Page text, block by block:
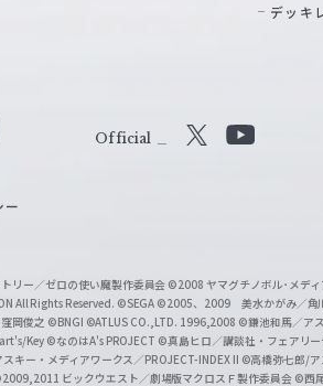
デッキ
Official
Y
b
e
O
ー
リー／ゼロの使い魔製作委員会 ©2008 ヤマグチノボル･メデ
All Rights Reserved. ©SEGA ©2005、2009 美水かがみ／角
岡俊之 ©BNGI ©ATLUS CO.,LTD. 1996,2008 ©鎌池和馬／ア
Key ©なのはA's PROJECT ©真島ヒロ／講談社・フェアリ
キー・メディアワークス／PROJECT-INDEX II ©高橋弥七郎/ア
ビックウエスト／劇場版マクロスＦ製作委員会 ©西